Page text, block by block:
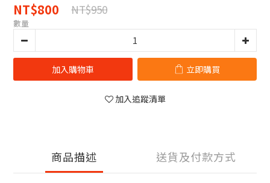
NT$800 NT$950
數量
加入購物車 立即購買
加入追蹤清單
商品描述 送貨及付款方式